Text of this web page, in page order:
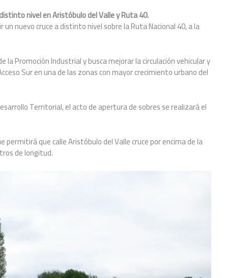
nivel en Aristóbulo del Valle y Ruta 40.
nuevo cruce a distinto nivel sobre la Ruta Nacional 40, a la
Promoción Industrial y busca mejorar la circulación vehicular y
Sur en una de las zonas con mayor crecimiento urbano del
Territorial, el acto de apertura de sobres se realizará el
que calle Aristóbulo del Valle cruce por encima de la
de longitud.